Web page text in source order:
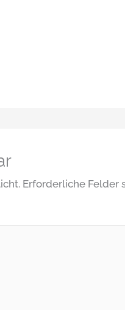
Erforderliche Felder